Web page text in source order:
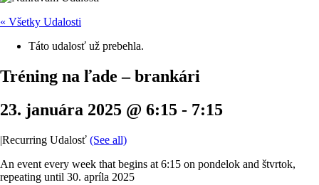
« Všetky Udalosti
Táto udalosť už prebehla.
Tréning na ľade – brankári
23. januára 2025 @ 6:15 - 7:15
|Recurring Udalosť (See all)
An event every week that begins at 6:15 on pondelok and štvrtok,
repeating until 30. apríla 2025